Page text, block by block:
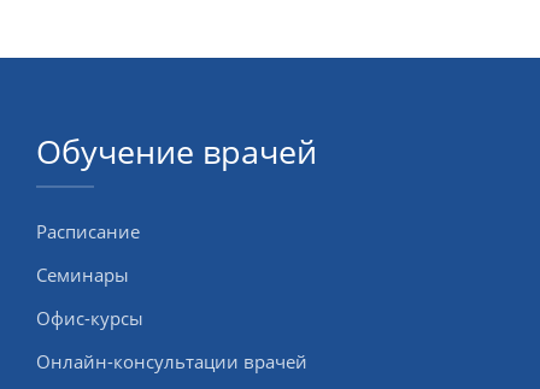
Обучение врачей
Расписание
Семинары
Офис-курсы
Онлайн-консультации врачей